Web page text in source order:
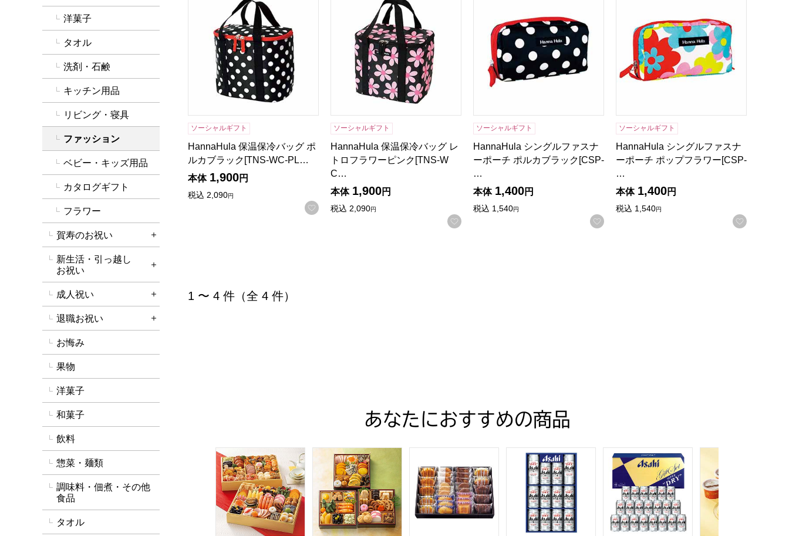
ソーシャルギフト
HannaHula 保温保冷バッグ ポ
ルカブラック[TNS-WC-PL…
本体 1,900円
税込 2,090円
お気に入りに登録する
ソーシャルギフト
HannaHula 保温保冷バッグ レ
トロフラワーピンク[TNS-W
C…
本体 1,900円
税込 2,090円
お気に入りに登録する
ソーシャルギフト
HannaHula シングルファスナ
ーポーチ ポルカブラック[CSP-
…
本体 1,400円
税込 1,540円
お気に入りに登録する
ソーシャルギフト
HannaHula シングルファスナ
ーポーチ ポップフラワー[CSP-
…
本体 1,400円
税込 1,540円
お気に入
1 〜 4 件（全 4 件）
あなたにおすすめの商品
トップバリュ 和洋中特大二段重「饗宴」(きょうえん)【4〜5人前・77品目】【イオンのおせち】
トップバリュ 和風三段重「慶」(よろこび)【3〜4人前・35品目】【イオンのおせち】
ファクトリーシン エクセレントクラシック30【夏の贈りもの・お中元】[EX-C30]
アサヒビール アサヒスーパードライ缶ビールセット【夏の贈りも
アサヒビール アサヒスーパードライ缶ビ
洋菓子
タオル
洗剤・石鹸
キッチン用品
リビング・寝具
ファッション
ベビー・キッズ用品
カタログギフト
フラワー
賀寿のお祝い
詳細を開く
新生活・引っ越し
お祝い
詳細を開く
成人祝い
詳細を開く
退職お祝い
詳細を開く
お悔み
果物
洋菓子
和菓子
飲料
惣菜・麺類
調味料・佃煮・その他
食品
タオル